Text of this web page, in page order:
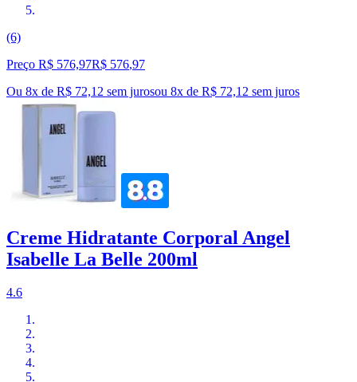
(6)
Preço R$ 576,97R$ 576,97
Ou 8x de R$ 72,12 sem jurosou 8x de R$ 72,12 sem juros
Creme Hidratante Corporal Angel
Isabelle La Belle 200ml
4.6